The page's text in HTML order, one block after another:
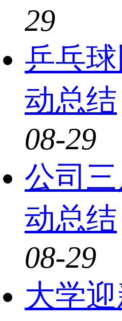
29
乒乓
动总结
08-29
公司
动总结
08-29
大学